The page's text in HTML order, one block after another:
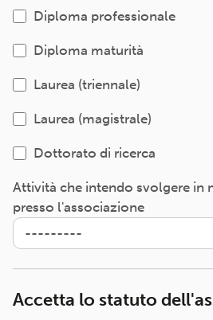
Diploma professionale
Diploma maturità
Laurea (triennale)
Laurea (magistrale)
Dottorato di ricerca
Attività che intendo svolgere in
presso l'associazione
Accetta lo statuto